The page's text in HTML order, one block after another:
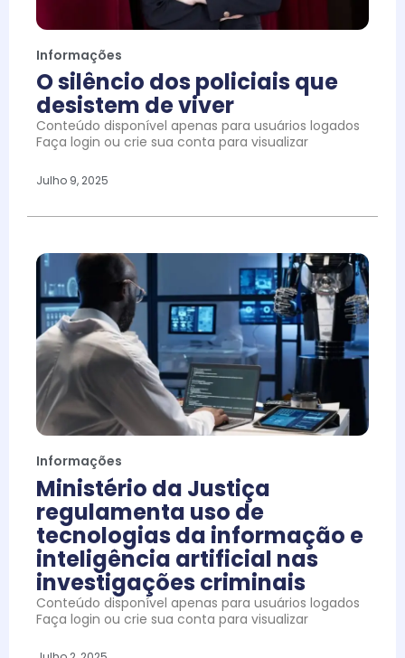
Informações
O silêncio dos policiais que
desistem de viver
Conteúdo disponível apenas para usuários logados
Faça login ou crie sua conta para visualizar
Julho 9, 2025
Informações
Ministério da Justiça
regulamenta uso de
tecnologias da informação e
inteligência artificial nas
investigações criminais
Conteúdo disponível apenas para usuários logados
Faça login ou crie sua conta para visualizar